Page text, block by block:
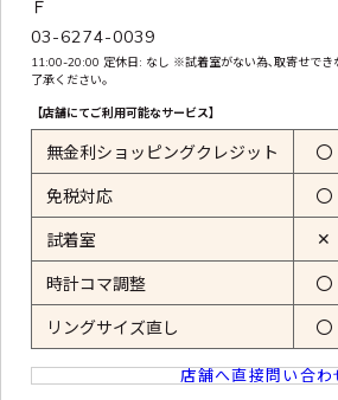
Ｆ
03-6274-0039
11:00-20:00 定休日: なし ※試着室がない為､取寄せでき
了承ください｡
【店舗にてご利用可能なサービス】
無金利ショッピングクレジット 〇
免税対応 〇
試着室 ✕
時計コマ調整 〇
リングサイズ直し 〇
店舗へ直接問い合わ